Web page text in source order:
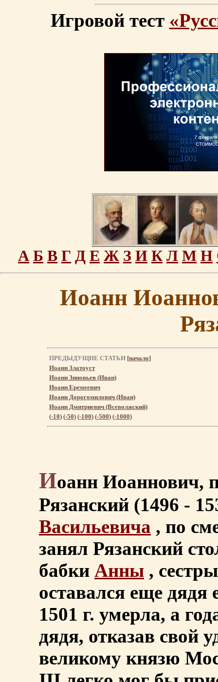
Игровой тест
А Б В Г Д Е Ж З И К Л М Н
Иоанн
ПРЕДЫДУЩИЕ СТАТЬИ [начало]
Иоанн Златоуст
Иоанн Зиновьев (Иван)
Иоанн Еремеевич
Иоанн Дорогомилович (Иван)
Иоанн Дмитриевич (Всеволжский)
(-10) (-50) (-100) (-500) (-1000)
Иоанн Иоаннович,
Рязанский (1496 -
Васильевича , по
занял Рязанский
бабки Анны ,
оставался еще
1501 г. умерла, а
дядя, отказав свой
великому князю